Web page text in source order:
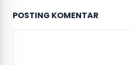
POSTING KOMENTAR